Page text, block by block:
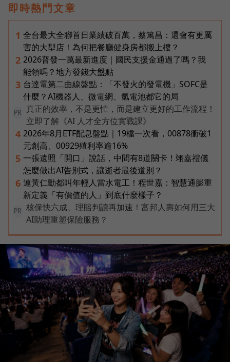
即時熱門文章
1 全台最大全聯首日業績破百萬，蔡篤昌：還會有更厲
害的大型店！為何把餐廳健身房都搬上樓？
2 2026普發一萬最新進度｜國民支援金通過了嗎？我
能領嗎？地方發錢大盤點
3 台達電第二曲線盤點：「不發火的發電機」SOFC是
什麼？AI機器人、微電網、氫電池都它的局
PR
真正的效率，不是更忙，而是建立更好的工作流程！
立即了解《AI 人才全方位實戰課》
4 2026年8月ETF配息盤點｜19檔一次看，00878衝破1
元創高、00929殖利率逾16%
5 一張遺照「開口」說話，中間有8道關卡！翊嘉禮儀
怎麼做出AI告別式，讓逝者最後道別？
6 連黃仁勳都叫年輕人當水電工！程世嘉：智慧通膨重
新定義「有價值的人」到底什麼樣子？
PR
核保快六成、理賠判讀再加速！富邦人壽如何用三大
AI助理重塑保險服務？